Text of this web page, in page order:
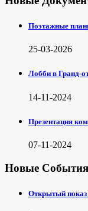
Поэтажные
25-03-2026
Лобби в Гранд-
14-11-2024
Презентация
07-11-2024
Новые События
Открытый